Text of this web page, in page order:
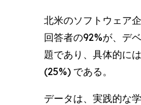
北米のソフトウェア
回答者の92%が、デ
題であり、具体的に
(25%) である。
データは、実践的な